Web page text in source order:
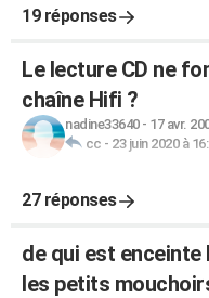
19 réponses
Le lecture CD ne
chaîne Hifi ?
nadine33640- 17 avr.
cc - 23 juin 2020 à
27 réponses
de qui est enceinte
les petits